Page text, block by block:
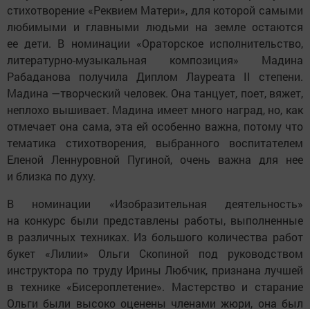
стихотворение «Реквием Матери», для которой самыми
любимыми и главными людьми на земле остаются
ее дети. В номинации «Ораторское исполнительство,
литературно-музыкальная композиция» Мадина
Рабаданова получила Диплом Лауреата II степени.
Мадина —творческий человек. Она танцует, поет, вяжет,
неплохо вышивает. Мадина имеет много наград, но, как
отмечает она сама, эта ей особенно важна, потому что
тематика стихотворения, выбранного воспитателем
Еленой Леннуровной Пугиной, очень важна для нее
и близка по духу.
В номинации «Изобразительная деятельность»
на конкурс были представлены работы, выполненные
в различных техниках. Из большого количества работ
букет «Лилии» Ольги Скопиной под руководством
инструктора по труду Ирины Любчик, признана лучшей
в технике «Бисероплетение». Мастерство и старание
Ольги были высоко оценены членами жюри, она был